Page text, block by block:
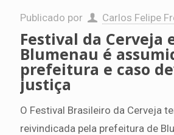
Publicado por Carlos Felipe
Festival da Cerveja
Blumenau é
prefeitura e caso
justiça
O Festival Brasileiro da Cerveja
reivindicada pela prefeitura de